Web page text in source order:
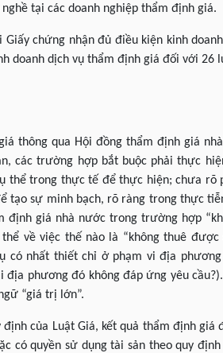
tại các doanh nghiệp thẩm định giá.
Giấy chứng nhận đủ điều kiện kinh
doanh dịch vụ thẩm định giá đối với
thông qua Hội đồng thẩm định giá
các trường hợp bắt buộc phải thực
thể trong thực tế để thực hiện; chưa rõ
tạo sự minh bạch, rõ ràng trong thực
định giá nhà nước trong trường hợp
về việc thế nào là “không thuê
có nhất thiết chỉ ở phạm vi địa
phương đó không đáp ứng yêu
“giá trị lớn”.
của Luật Giá, kết quả thẩm định
có quyền sử dụng tài sản theo quy